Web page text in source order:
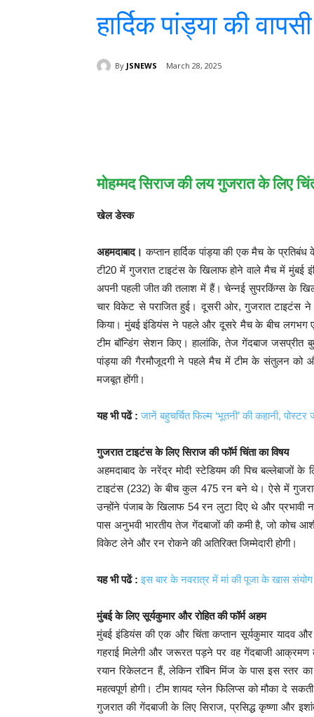
हार्दिक पांड्या की
By JSNEWS March 28, 2025
मोहम्मद सिराज की लय गुजरात के लिए
खेल डेस्क
अहमदाबाद। कप्तान हार्दिक पांड्या की एक मैच के प्रतिबंध
टी20 में गुजरात टाइटंस के खिलाफ होने वाले मैच में मुंबई
अपनी पहली जीत की तलाश में हैं। चेन्नई सुपरकिंग्स के
चार विकेट से पराजित हुई। दूसरी ओर, गुजरात टाइटंस
किया। मुंबई इंडियंस ने पहले और दूसरे मैच के बीच लगभग
टीम बॉन्डिंग सेशन किए। हालांकि, तेज गेंदबाज जसप्रीत
पांड्या की गैरमौजूदगी ने पहले मैच में टीम के संतुलन को
मजबूत होंगी।
यह भी पढें : जानें बहुचर्चित फिल्म ‘भूतनी’ की कहानी, पोस्टर
गुजरात टाइटंस के लिए सिराज की फॉर्म चिंता का विषय
अहमदाबाद के नरेंद्र मोदी स्टेडियम की पिच बल्लेबाजों
टाइटंस (232) के बीच कुल 475 रन बने थे। ऐसे में गुजरात
उन्होंने पंजाब के खिलाफ 54 रन लुटा दिए थे और प्रभावी
पास अनुभवी भारतीय तेज गेंदबाजों की कमी है, जो कोच
विकेट लेने और रन रोकने की अतिरिक्त जिम्मेदारी होगी।
यह भी पढें : इस बार के नवरात्र में मां की पूजा के खास संयोग
मुंबई के लिए सूर्यकुमार और रोहित की फॉर्म अहम
मुंबई इंडियंस की एक और चिंता कप्तान सूर्यकुमार यादव और
गहराई मिलेगी और जरूरत पड़ने पर वह गेंदबाजी
रयान रिकेलटन हैं, लेकिन रॉबिन मिंज के पास इस स्तर
महत्वपूर्ण होगी। टीम शायद ग्लेन फिलिप्स को मौका दे
गुजरात की गेंदबाजी के लिए सिराज, प्रसिद्ध कृष्णा और